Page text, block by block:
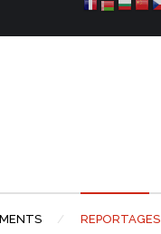
REPORTAGES